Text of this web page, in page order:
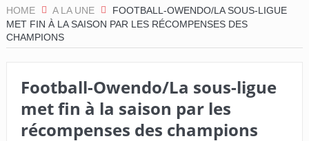
HOME A LA UNE
FOOTBALL-OWENDO/LA SOUS-LIGUE
MET FIN À LA SAISON PAR LES RÉCOMPENSES DES
CHAMPIONS
Football-Owendo/La sous-ligue
met fin à la saison par les
récompenses des champions